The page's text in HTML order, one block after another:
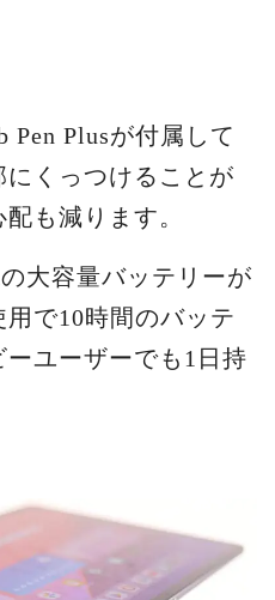
Pen Plusが付属して
くっつけることが
も減ります。
大容量バッテリーが
で10時間のバッテ
ユーザーでも1日持